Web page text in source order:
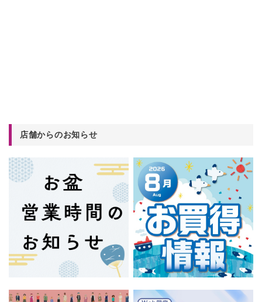
店舗からのお知らせ